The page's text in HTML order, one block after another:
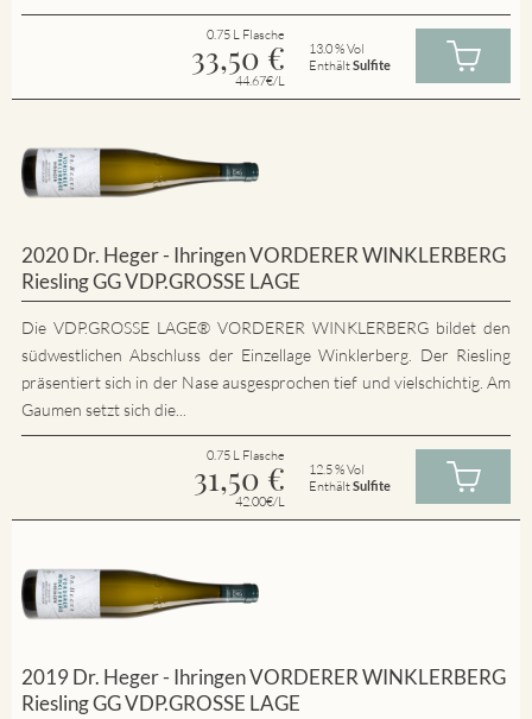
0.75 L Flasche
33,50 €
44.67€/L
13.0 % Vol
EnthältSulfite
2020 Dr. Heger - Ihringen VORDERER WINKLERBERG
Riesling GG VDP.GROSSE LAGE
Die VDP.GROSSE LAGE® VORDERER WINKLERBERG bildet den
südwestlichen Abschluss der Einzellage Winklerberg. Der Riesling
präsentiert sich in der Nase ausgesprochen tief und vielschichtig. Am
Gaumen setzt sich die...
0.75 L Flasche
31,50 €
42.00€/L
12.5 % Vol
EnthältSulfite
2019 Dr. Heger - Ihringen VORDERER WINKLERBERG
Riesling GG VDP.GROSSE LAGE